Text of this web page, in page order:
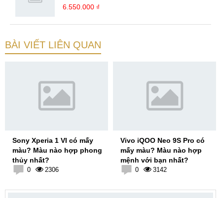
6.550.000 ₫
BÀI VIẾT LIÊN QUAN
Sony Xperia 1 VI có mấy
màu? Màu nào hợp phong
thủy nhất?
0 2306
Vivo iQOO Neo 9S Pro có
mấy màu? Màu nào hợp
mệnh với bạn nhất?
0 3142